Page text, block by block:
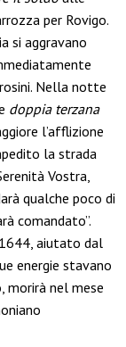
per Rovigo.
si aggravano
Nella notte
doppia terzana
l’afflizione
la strada
Vostra,
qualche poco di
comandato”.
aiutato dal
energie stavano
morirà nel mese